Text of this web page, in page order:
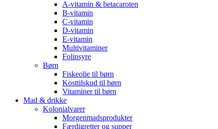
A-vitamin & betacaroten
B-vitamin
C-vitamin
D-vitamin
E-vitamin
Multivitaminer
Folinsyre
Børn
Fiskeolie til børn
Kosttilskud til børn
Vitaminer til børn
Mad & drikke
Kolonialvarer
Morgenmadsprodukter
Færdigretter og supper